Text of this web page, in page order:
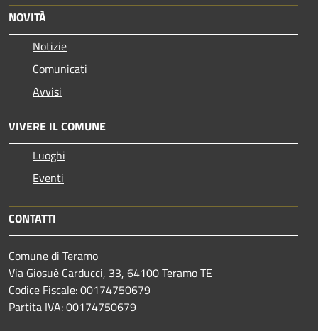
NOVITÀ
Notizie
Comunicati
Avvisi
VIVERE IL COMUNE
Luoghi
Eventi
CONTATTI
Comune di Teramo
Via Giosuè Carducci, 33, 64100 Teramo TE
Codice Fiscale: 00174750679
Partita IVA: 00174750679